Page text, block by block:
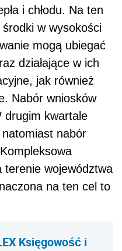
i chłodu. Na ten
w wysokości
mogą ubiegać
działające w ich
jak również
Nabór wniosków
drugim kwartale
nabór
terenie województwa
na ten cel to
Księgowość i